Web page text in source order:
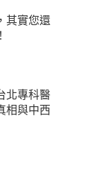
其實您還
北專科醫
相與中西